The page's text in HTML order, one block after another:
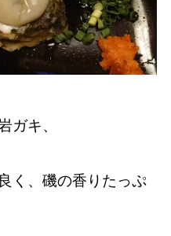
ガキ、
く、磯の香りたっぷ